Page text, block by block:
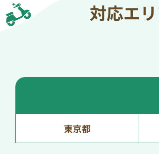
対応エ
東京都